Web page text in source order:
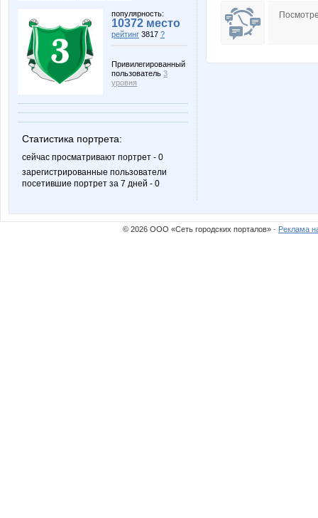
популярность:
10372 место
рейтинг 3817 ?
Привилегированный
пользователь 3
уровня
Статистика портрета:
сейчас просматривают портрет - 0
зарегистрированные пользователи
посетившие портрет за 7 дней - 0
Юлянчикк АленаТ
© 2026 ООО «Сеть городских порталов» · Реклама